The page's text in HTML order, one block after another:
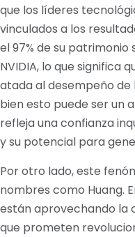
que los líderes
vinculados a los
el 97% de su
NVIDIA, lo que significa
atada al desempeño
bien esto puede ser un
refleja una confianza
y su potencial para
Por otro lado, este
nombres como Huang.
están aprovechando la
que prometen